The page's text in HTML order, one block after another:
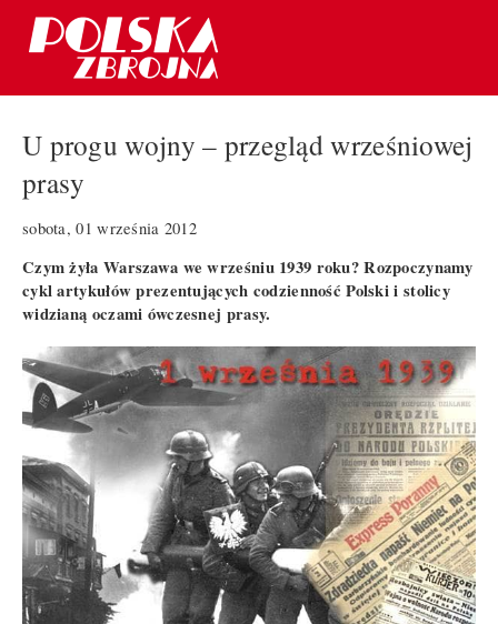
U progu wojny – przegląd wrześniowej
prasy
sobota, 01 września 2012
Czym żyła Warszawa we wrześniu 1939 roku? Rozpoczynamy
cykl artykułów prezentujących codzienność Polski i stolicy
widzianą oczami ówczesnej prasy.